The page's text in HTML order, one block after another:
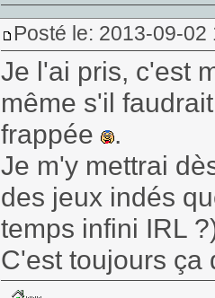
Posté le: 2013-09-02
Je l'ai pris, c'est
même s'il
frappée .
Je m'y mettrai
des jeux indés
temps infini IRL
C'est toujours ça